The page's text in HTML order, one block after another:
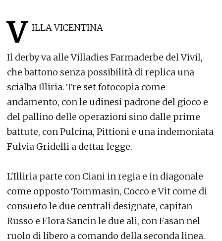
V ILLA VICENTINA
Il derby va alle Villadies Farmaderbe del Vivil,
che battono senza possibilità di replica una
scialba Illiria. Tre set fotocopia come
andamento, con le udinesi padrone del gioco e
del pallino delle operazioni sino dalle prime
battute, con Pulcina, Pittioni e una indemoniata
Fulvia Gridelli a dettar legge.
L'Illiria parte con Ciani in regia e in diagonale
come opposto Tommasin, Cocco e Vit come di
consueto le due centrali designate, capitan
Russo e Flora Sancin le due ali, con Fasan nel
ruolo di libero a comando della seconda linea.